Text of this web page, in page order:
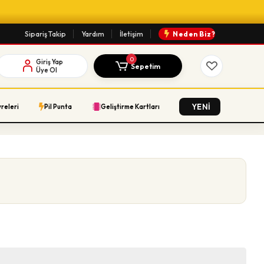
Sipariş Takip Yardım İletişim Neden Biz?
Giriş Yap
Üye Ol
0
Sepetim
Pil Punta Geliştirme Kartları YENİ